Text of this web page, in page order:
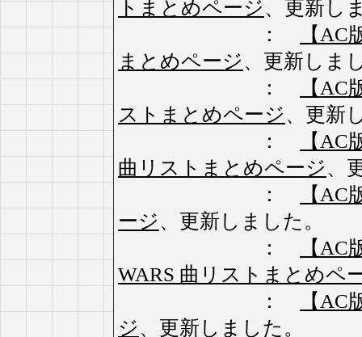
トまとめページ、更新し
：
【AC
まとめページ、更新しま
：
【AC
ストまとめページ、更新
：
【AC
曲リストまとめページ、
：
【AC
ージ、更新しました。
：
【AC
WARS 曲リストまとめペ
：
【
ジ、更新しました。